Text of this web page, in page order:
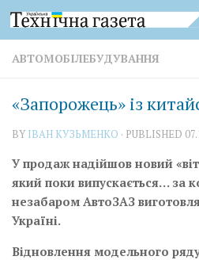
Skip to content
АВТОМОБІЛЕБУДУВАННЯ
«Запорожець» із
BY IВАН КУЗЬМЕНКО · PUBLISHED
У продаж надійшов новий
який поки випускається… за
незабаром АвтоЗАЗ
Україні.
Відновлення модельного